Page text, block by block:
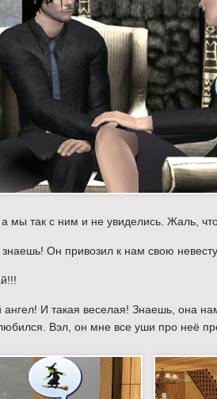
мы так с ним и не увиделись. Жаль,
Он привозил к нам свою
И такая веселая! Знаешь, она
Вэл, он мне все уши про неё